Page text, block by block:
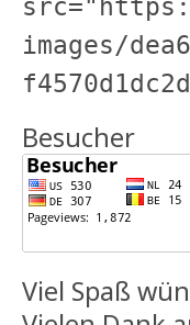
images/
Besucher
Viel Spaß